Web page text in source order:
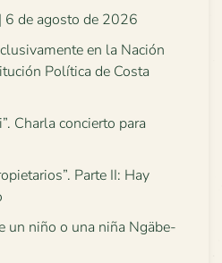
6 de agosto de 2026
en la Nación
Política de Costa
Charla concierto para
Parte II: Hay
un niño o una niña Ngäbe-